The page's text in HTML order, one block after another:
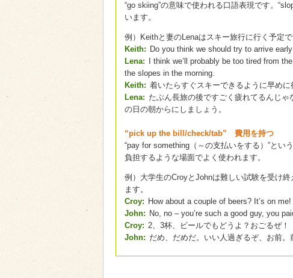
“go skiing”の意味で使われる口語表現です。
います。
例）Keithと妻のLenaはスキー旅行に行く予定で
Keith: Do you think we should try to arrive
Lena:
I think we’ll probably be too tired from
the slopes in the morning.
Keith: 着いたらすぐスキーできるように早めに
Lena: たぶん長旅の後ですごく疲れてるんじ
の日の朝からにしましょう。
“pick up the bill/check/tab” 費用を持つ
“pay for something（～の支払いをする）”とい
負担するような場面でよく使われます。
例）大学生のCroyとJohnは難しい試験を受け
ます。
Croy: How about a couple of beers? It’s on me!
John: No, no – you’re such a good guy, you
Croy: 2、3杯、ビールでもどうよ？おごるぜ！
John: だめ、だめだ。いい人過ぎるぞ、お前。